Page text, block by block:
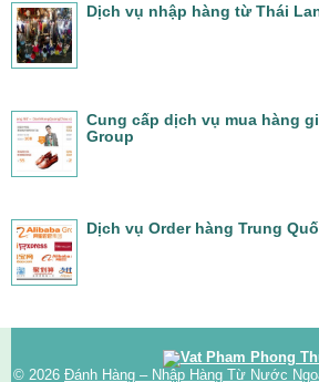
Dịch vụ nhập hàng từ Thái
Cung cấp dịch vụ mua hàng
Group
Dịch vụ Order hàng Trung
© 2026 Đánh Hàng – Nhập Hàng Từ Nước